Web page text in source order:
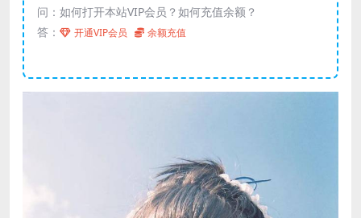
问：如何打开本站VIP会员？如何充值余额？
答：
开通VIP会员 余额充值